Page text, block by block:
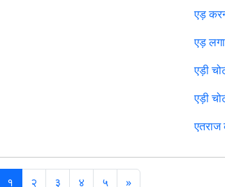
एड़
एड़
एड़ी
एड़ी
एतराज
१ २ ३ ४ ५ »अ